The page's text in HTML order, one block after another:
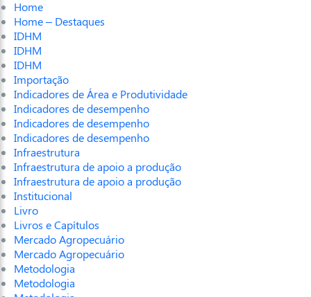
Home
Home – Destaques
IDHM
IDHM
IDHM
Importação
Indicadores de Área e Produtividade
Indicadores de desempenho
Indicadores de desempenho
Indicadores de desempenho
Infraestrutura
Infraestrutura de apoio a produção
Infraestrutura de apoio a produção
Institucional
Livro
Livros e Capítulos
Mercado Agropecuário
Mercado Agropecuário
Metodologia
Metodologia